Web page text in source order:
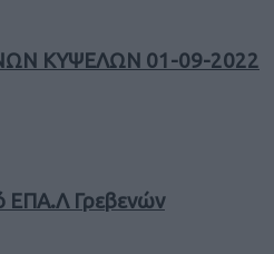
ΚΥΨΕΛΩΝ 01-09-2022
ΕΠΑ.Λ Γρεβενών